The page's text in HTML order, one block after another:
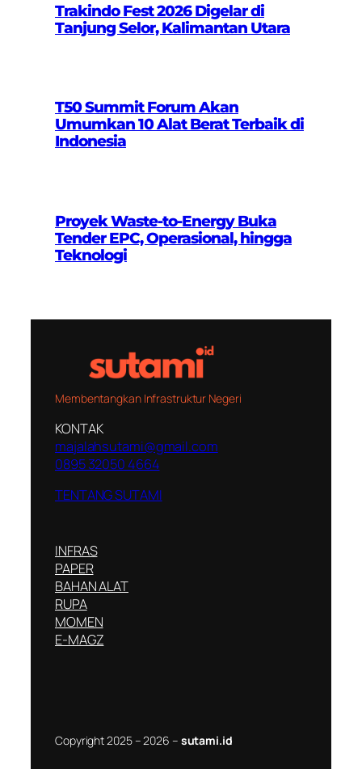
Trakindo Fest 2026 Digelar di
Tanjung Selor, Kalimantan Utara
T50 Summit Forum Akan
Umumkan 10 Alat Berat Terbaik di
Indonesia
Proyek Waste-to-Energy Buka
Tender EPC, Operasional, hingga
Teknologi
Membentangkan Infrastruktur Negeri
KONTAK
majalahsutami@gmail.com
0895 32050 4664
TENTANG SUTAMI
INFRAS
PAPER
BAHAN ALAT
RUPA
MOMEN
E-MAGZ
Copyright 2025 – 2026 – sutami.id